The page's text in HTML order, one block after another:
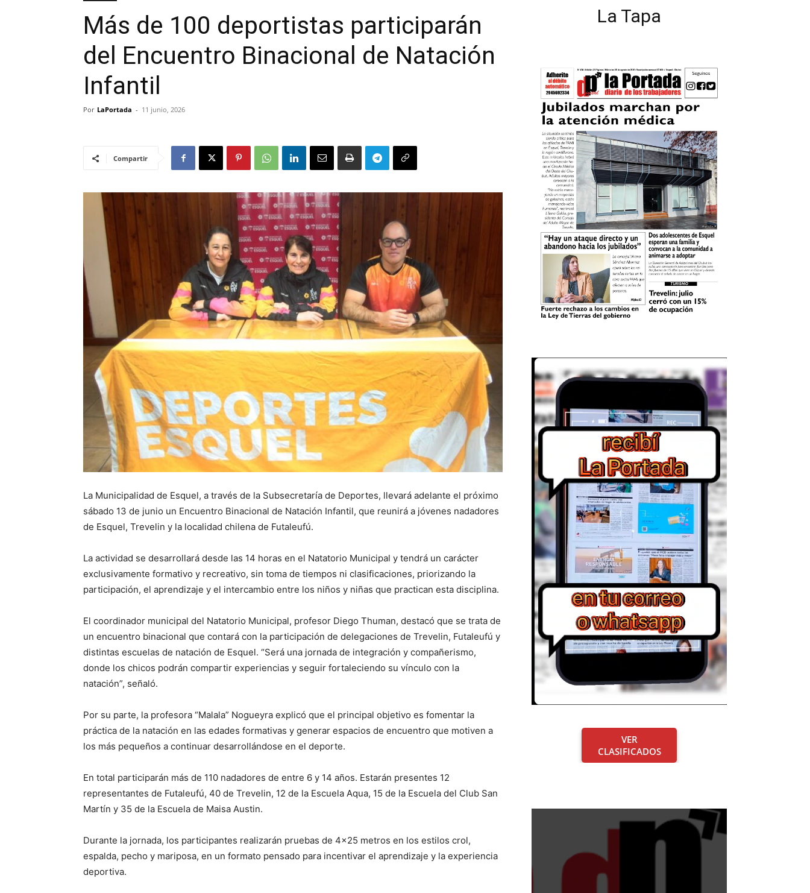
Más de 100 deportistas participarán
del Encuentro Binacional de Natación
Infantil
Por LaPortada - 11 junio, 2026
Compartir
La Municipalidad de Esquel, a través de la Subsecretaría de Deportes, llevará adelante el próximo
sábado 13 de junio un Encuentro Binacional de Natación Infantil, que reunirá a jóvenes nadadores
de Esquel, Trevelin y la localidad chilena de Futaleufú.
La actividad se desarrollará desde las 14 horas en el Natatorio Municipal y tendrá un carácter
exclusivamente formativo y recreativo, sin toma de tiempos ni clasificaciones, priorizando la
participación, el aprendizaje y el intercambio entre los niños y niñas que practican esta disciplina.
El coordinador municipal del Natatorio Municipal, profesor Diego Thuman, destacó que se trata de
un encuentro binacional que contará con la participación de delegaciones de Trevelin, Futaleufú y
distintas escuelas de natación de Esquel. “Será una jornada de integración y compañerismo,
donde los chicos podrán compartir experiencias y seguir fortaleciendo su vínculo con la
natación”, señaló.
Por su parte, la profesora “Malala” Nogueyra explicó que el principal objetivo es fomentar la
práctica de la natación en las edades formativas y generar espacios de encuentro que motiven a
los más pequeños a continuar desarrollándose en el deporte.
En total participarán más de 110 nadadores de entre 6 y 14 años. Estarán presentes 12
representantes de Futaleufú, 40 de Trevelin, 12 de la Escuela Aqua, 15 de la Escuela del Club San
Martín y 35 de la Escuela de Maisa Austin.
Durante la jornada, los participantes realizarán pruebas de 4×25 metros en los estilos crol,
espalda, pecho y mariposa, en un formato pensado para incentivar el aprendizaje y la experiencia
deportiva.
La Tapa
VER
CLASIFICADOS